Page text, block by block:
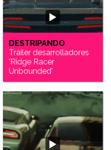
DESTRIPANDO
Tráiler desarrolladores
'Ridge Racer
Unbounded'